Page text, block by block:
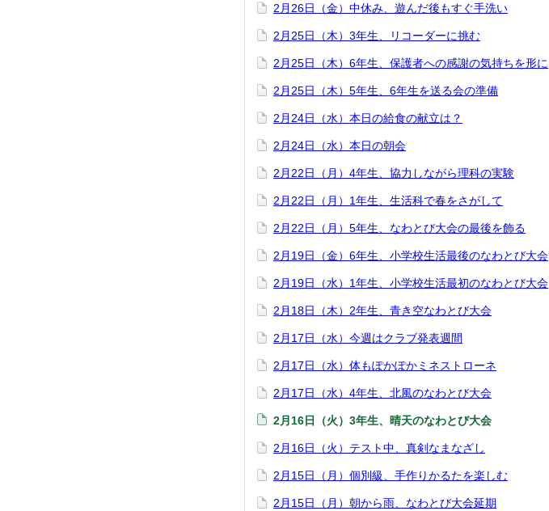
2月26日（金）中休み、遊んだ後もすぐ手洗い
2月25日（木）3年生、リコーダーに挑む
2月25日（木）6年生、保護者への感謝の気持ちを形に
2月25日（木）5年生、6年生を送る会の準備
2月24日（水）本日の給食の献立は？
2月24日（水）本日の朝会
2月22日（月）4年生、協力しながら理科の実験
2月22日（月）1年生、生活科で春をさがして
2月22日（月）5年生、なわとび大会の最後を飾る
2月19日（金）6年生、小学校生活最後のなわとび大会
2月19日（水）1年生、小学校生活最初のなわとび大会
2月18日（木）2年生、青き空なわとび大会
2月17日（水）今週はクラブ発表週間
2月17日（水）体もぽかぽかミネストローネ
2月17日（水）4年生、北風のなわとび大会
2月16日（火）3年生、晴天のなわとび大会
2月16日（火）テスト中、真剣なまなざし
2月15日（月）個別級、手作りかるたを楽しむ
2月15日（月）朝から雨、なわとび大会延期